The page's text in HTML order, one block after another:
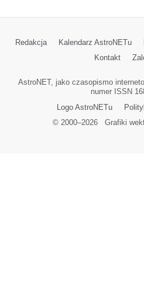
Redakcja Kalendarz AstroNETu
Kontakt
AstroNET, jako czasopismo
numer ISSN
Logo AstroNETu
© 2000–2026Grafiki